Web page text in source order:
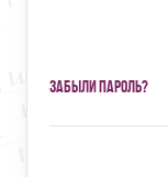
Забыли пароль?